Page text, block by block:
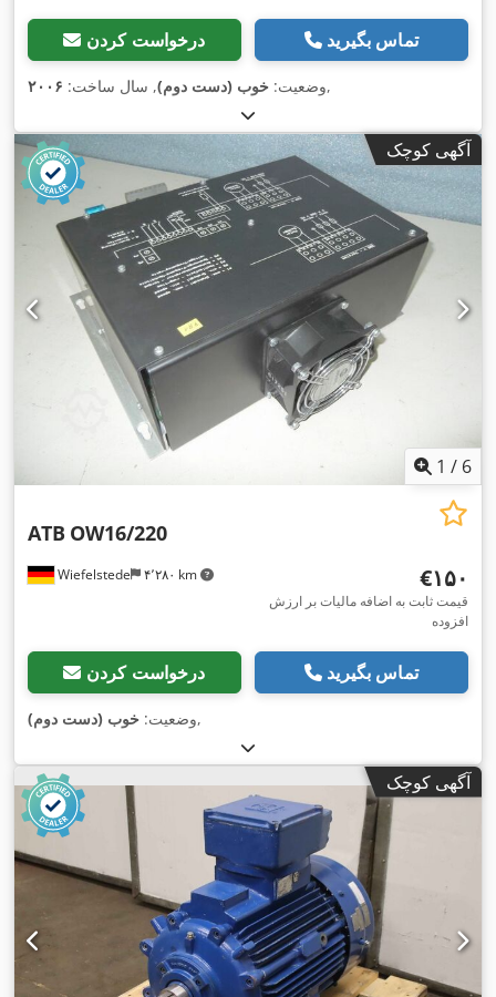
درخواست کردن تماس بگیرید
وضعیت: خوب (دست دوم), سال ساخت: ۲۰۰۶ ,
آگهی کوچک
1 / 6
Wiefelstede ۴٬۲۸۰ km
ATB OW16/220
‎€۱۵۰
قیمت ثابت به اضافه مالیات بر ارزش
افزوده
درخواست کردن تماس بگیرید
وضعیت: خوب (دست دوم) ,
آگهی کوچک